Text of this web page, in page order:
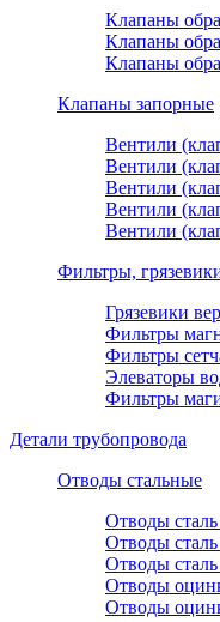
Клапаны
Клапаны
Клапаны
Клапаны запорные
Вентили
Вентили
Вентили
Вентили
Вентили
Фильтры,
Грязевики
Фильтры
Фильтры
Элеваторы
Фильтры
Детали трубопровода
Отводы стальные
Отводы
Отводы
Отводы
Отводы
Отводы